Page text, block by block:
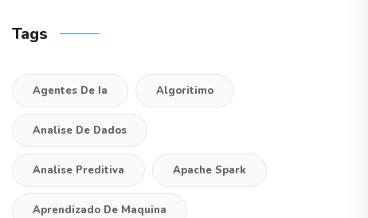
Tags
Agentes De Ia Algoritimo
Analise De Dados
Analise Preditiva Apache Spark
Aprendizado De Maquina